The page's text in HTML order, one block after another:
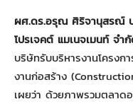
ผศ.ดร.อรุณ ศิริจานุสรณ์ ป
โปรเจคต์ แมเนจเมนท์ จำ
บริษัทรับบริหารงานโครงก
งานก่อสร้าง
เผยว่า ด้วยภาพรวมตลาด